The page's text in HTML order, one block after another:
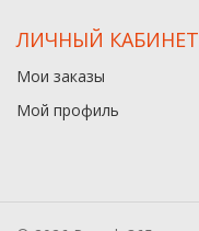
ЛИЧНЫЙ КАБИНЕТ
Мои заказы
Мой профиль